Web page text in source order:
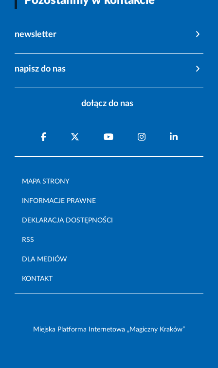
newsletter
napisz do nas
dołącz do nas
MAPA STRONY
INFORMACJE PRAWNE
DEKLARACJA DOSTĘPNOŚCI
RSS
DLA MEDIÓW
KONTAKT
Miejska Platforma Internetowa „Magiczny Kraków”